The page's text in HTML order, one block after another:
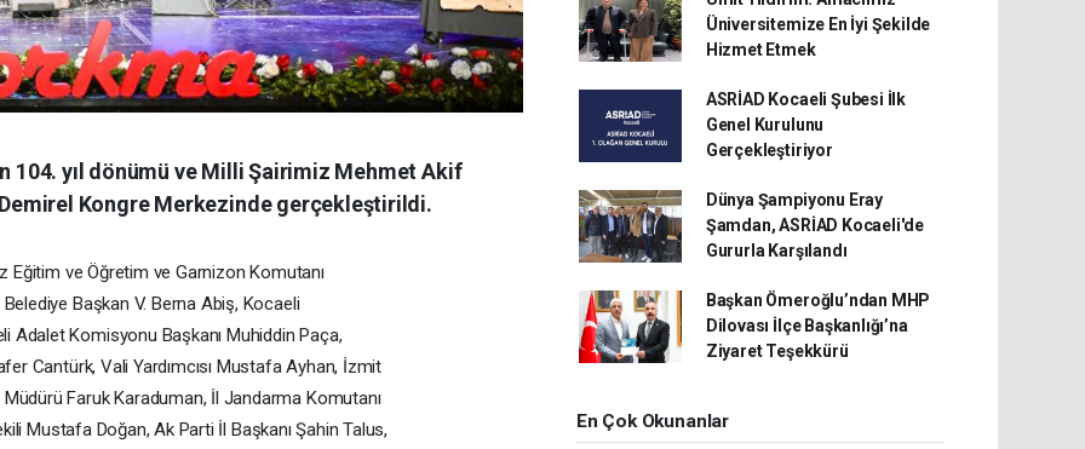
104. yıl dönümü ve Milli Şairimiz Mehmet Akif
Kongre Merkezinde gerçekleştirildi.
Eğitim ve Öğretim ve Garnizon Komutanı
Başkan V. Berna Abiş, Kocaeli
Adalet Komisyonu Başkanı Muhiddin Paça,
Cantürk, Vali Yardımcısı Mustafa Ayhan, İzmit
Faruk Karaduman, İl Jandarma Komutanı
Mustafa Doğan, Ak Parti İl Başkanı Şahin Talus,
Üniversitemize En İyi Şekilde
Hizmet Etmek
ASRİAD Kocaeli Şubesi İlk
Genel Kurulunu
Gerçekleştiriyor
Dünya Şampiyonu Eray
Şamdan, ASRİAD Kocaeli'de
Gururla Karşılandı
Başkan Ömeroğlu’ndan MHP
Dilovası İlçe Başkanlığı’na
Ziyaret Teşekkürü
En Çok Okunanlar